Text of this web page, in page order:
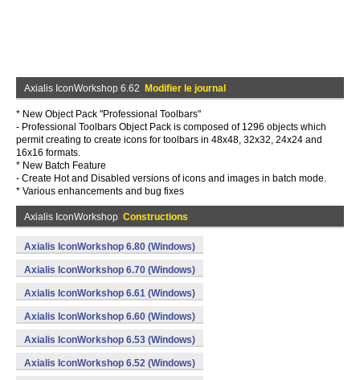
Axialis IconWorkshop 6.62 Modifier le journal
* New Object Pack "Professional Toolbars"
- Professional Toolbars Object Pack is composed of 1296 objects which
permit creating to create icons for toolbars in 48x48, 32x32, 24x24 and
16x16 formats.
* New Batch Feature
- Create Hot and Disabled versions of icons and images in batch mode.
* Various enhancements and bug fixes
Axialis IconWorkshop Constructions
Axialis IconWorkshop 6.80 (Windows)
Axialis IconWorkshop 6.70 (Windows)
Axialis IconWorkshop 6.61 (Windows)
Axialis IconWorkshop 6.60 (Windows)
Axialis IconWorkshop 6.53 (Windows)
Axialis IconWorkshop 6.52 (Windows)